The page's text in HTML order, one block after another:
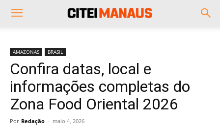
AMAZONAS BRASIL
Confira datas, local e
informações completas do
Zona Food Oriental 2026
Por Redação - maio 4, 2026